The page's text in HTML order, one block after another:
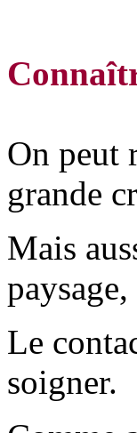
On peut
grande
Mais
Le
soigner.